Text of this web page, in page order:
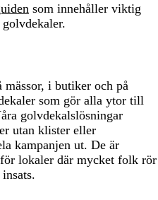
som innehåller viktig
i butiker och på
som gör alla ytor till
golvdekalslösningar
utan klister eller
kampanjen ut. De är
lokaler där mycket folk rör